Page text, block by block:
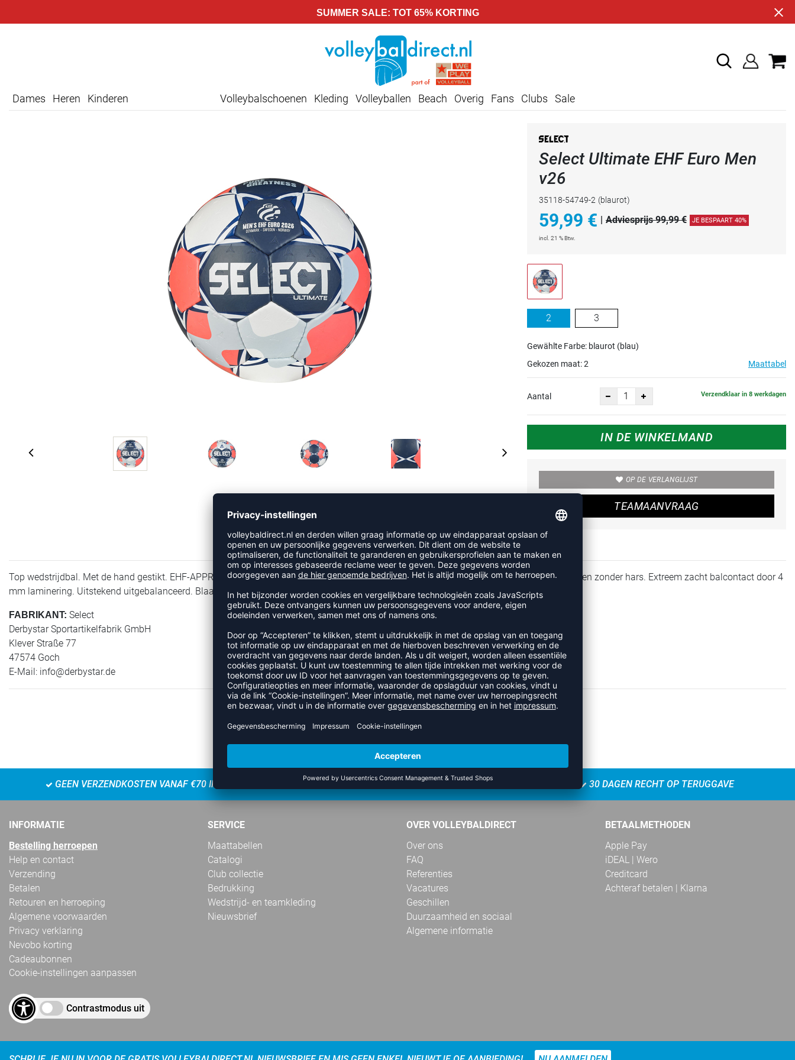
SUMMER SALE: TOT 65% KORTING
Dames Heren Kinderen Volleybalschoenen Kleding Volleyballen Beach Overig Fans Clubs Sale
Select Ultimate EHF Euro Men
v26
35118-54749-2 (blaurot)
59,99 € Adviesprijs 99,99 € JE BESPAART 40%
incl. 21 % Btw.
2 3
Gewählte Farbe: blaurot (blau)
Gekozen maat:2 Maattabel
Aantal Verzendklaar in 8 werkdagen
IN DE WINKELMAND
OP DE VERLANGLIJST
TEAMAANVRAAG
PRODUCTDETAILS
Top wedstrijdbal. Met de hand gestikt. EHF-APPROVED. Materiaal: HPU 1800 met SELECT-logo in reliëf. Kenmerken: Fantastische grip met en zonder hars. Extreem zacht balcontact door 4
mm laminering. Uitstekend uitgebalanceerd. Blaas: Zero-wing blaas van natuurlatex. Officiële wedstrijdbal van de EHF European League.
FABRIKANT: Select
Derbystar Sportartikelfabrik GmbH
Klever Straße 77
47574 Goch
E-Mail: info@derbystar.de
RECENT BEKEKEN
GEEN VERZENDKOSTEN VANAF €70 IN NL OFFICIËLE PARTNER NEVOBO 30 DAGEN RECHT OP TERUGGAVE
INFORMATIE
Bestelling herroepen
Help en contact
Verzending
Betalen
Retouren en herroeping
Algemene voorwaarden
Privacy verklaring
Nevobo korting
Cadeaubonnen
Cookie-instellingen aanpassen
Contrastmodus uit
SERVICE
Maattabellen
Catalogi
Club collectie
Bedrukking
Wedstrijd- en teamkleding
Nieuwsbrief
OVER VOLLEYBALDIRECT
Over ons
FAQ
Referenties
Vacatures
Geschillen
Duurzaamheid en sociaal
Algemene informatie
BETAALMETHODEN
Apple Pay
iDEAL | Wero
Creditcard
Achteraf betalen | Klarna